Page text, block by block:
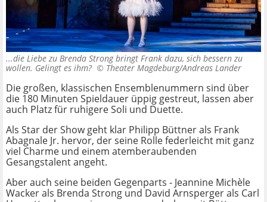
...die Liebe zu Brenda Strong bringt Frank dazu, sich bessern zu
wollen. Gelingt es ihm? © Theater Magdeburg/Andreas Lander
Die großen, klassischen Ensemblenummern sind über
die 180 Minuten Spieldauer üppig gestreut, lassen aber
auch Platz für ruhigere Soli und Duette.
Als Star der Show geht klar Philipp Büttner als Frank
Abagnale Jr. hervor, der seine Rolle federleicht mit ganz
viel Charme und einem atemberaubenden
Gesangstalent angeht.
Aber auch seine beiden Gegenparts - Jeannine Michèle
Wacker als Brenda Strong und David Arnsperger als Carl